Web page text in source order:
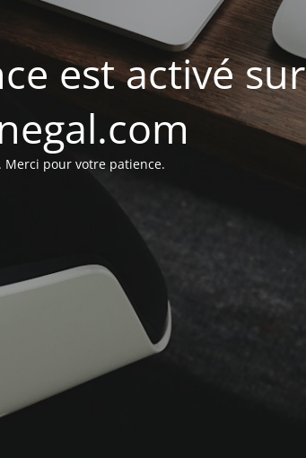
est activé sur
pour votre patience.